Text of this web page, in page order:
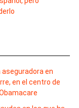
aseguradora en
en el centro de